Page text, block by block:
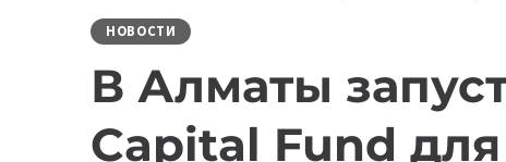
НОВОСТИ
В Алматы
Capital Fund